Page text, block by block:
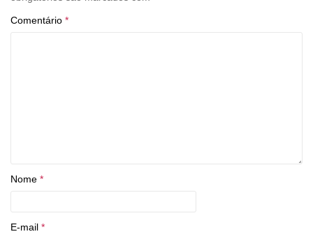
Comentário *
Nome *
E-mail *